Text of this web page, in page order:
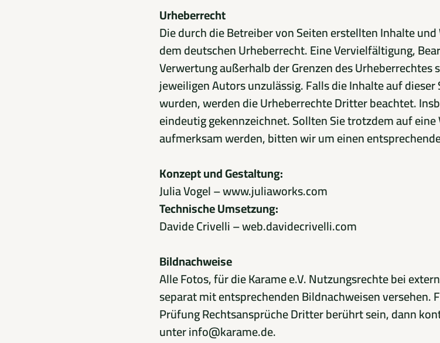
Urheberrecht
Die durch die Betreiber von Seiten erstellten Inhalte
dem deutschen Urheberrecht. Eine Vervielfältigung,
Verwertung außerhalb der Grenzen des
jeweiligen Autors unzulässig. Falls die Inhalte auf
wurden, werden die Urheberrechte Dritter beachtet.
eindeutig gekennzeichnet. Sollten Sie trotzdem auf
aufmerksam werden, bitten wir um einen
Konzept und Gestaltung:
Julia Vogel –www.juliaworks.com
Technische Umsetzung:
Davide Crivelli –web.davidecrivelli.com
Bildnachweise
Alle Fotos, für die Karame e.V. Nutzungsrechte bei
separat mit entsprechenden Bildnachweisen
Prüfung Rechtsansprüche Dritter berührt sein, dann
unterinfo@karame.de.